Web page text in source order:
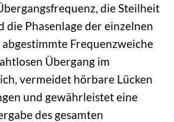
die Steilheit
die Phasenlage der einzelnen
abgestimmte Frequenzweiche
Übergang im
vermeidet hörbare Lücken
und gewährleistet eine
des gesamten